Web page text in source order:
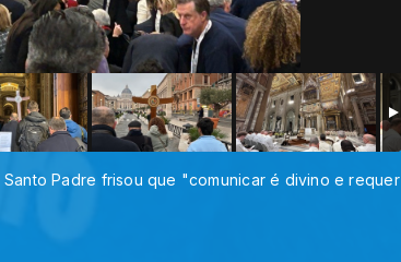
Padre frisou que "comunicar é divino e requer